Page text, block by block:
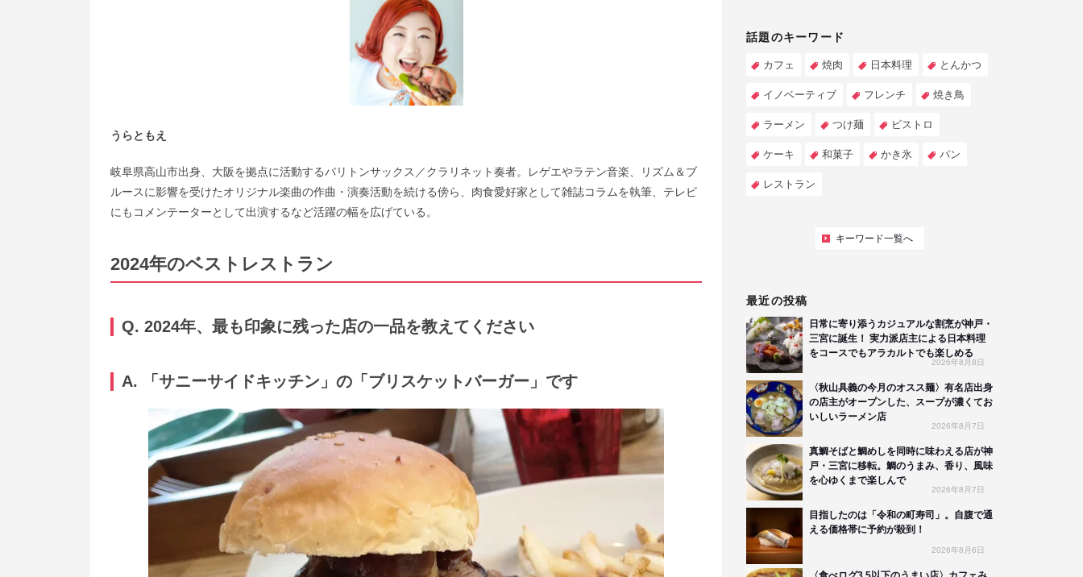
うらともえ
岐阜県高山市出身、大阪を拠点に活動するバリトンサックス／クラリネット奏者。レゲエやラテン音楽、リズム＆ブ
ルースに影響を受けたオリジナル楽曲の作曲・演奏活動を続ける傍ら、肉食愛好家として雑誌コラムを執筆、テレビ
にもコメンテーターとして出演するなど活躍の幅を広げている。
2024年のベストレストラン
Q. 2024年、最も印象に残った店の一品を教えてください
A. 「 サニーサイドキッチン 」の「ブリスケットバーガー」です
話題のキーワード
カフェ 焼肉 日本料理 とんかつ
イノベーティブ フレンチ 焼き鳥
ラーメン つけ麺 ビストロ
ケーキ 和菓子 かき氷 パン
レストラン
キーワード一覧へ
最近の投稿
日常に寄り添うカジュアルな割烹が神戸・
三宮に誕生！ 実力派店主による日本料理
をコースでもアラカルトでも楽しめる
2026年8月8日
〈秋山具義の今月のオスス麺〉有名店出身
の店主がオープンした、スープが濃くてお
いしいラーメン店
2026年8月7日
真鯛そばと鯛めしを同時に味わえる店が神
戸・三宮に移転。鯛のうまみ、香り、風味
を心ゆくまで楽しんで
2026年8月7日
目指したのは「令和の町寿司」。自腹で通
える価格帯に予約が殺到！
2026年8月6日